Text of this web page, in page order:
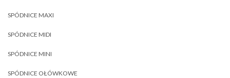
SPÓDNICE MAXI
SPÓDNICE MIDI
SPÓDNICE MINI
SPÓDNICE OŁÓWKOWE